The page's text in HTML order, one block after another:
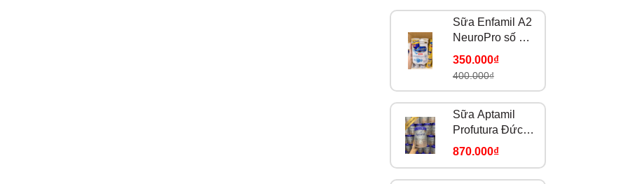
Sữa Enfamil A2
NeuroPro số 1
350g
350.000₫
400.000₫
Sữa Aptamil
Profutura Đức
số 2
870.000₫